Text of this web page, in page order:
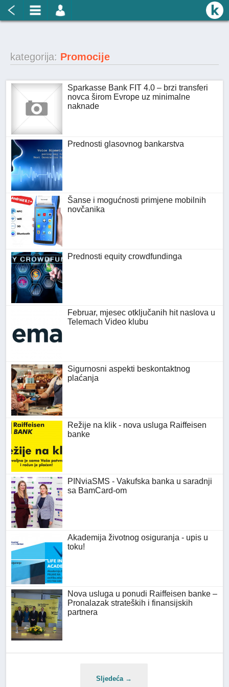
kategorija: Promocije
Sparkasse Bank FIT 4.0 – brzi transferi
novca širom Evrope uz minimalne
naknade
Prednosti glasovnog bankarstva
Šanse i mogućnosti primjene mobilnih
novčanika
Prednosti equity crowdfundinga
Februar, mjesec otključanih hit naslova u
Telemach Video klubu
Sigurnosni aspekti beskontaktnog
plaćanja
Režije na klik - nova usluga Raiffeisen
banke
PINviaSMS - Vakufska banka u saradnji
sa BamCard-om
Akademija životnog osiguranja - upis u
toku!
Nova usluga u ponudi Raiffeisen banke –
Pronalazak strateških i finansijskih
partnera
Sljedeća →